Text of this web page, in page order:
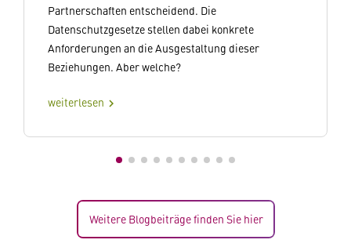
Partnerschaften entscheidend. Die
Datenschutzgesetze stellen dabei konkrete
Anforderungen an die Ausgestaltung dieser
Beziehungen. Aber welche?
weiterlesen chevron_right
Weitere Blogbeiträge finden Sie hier